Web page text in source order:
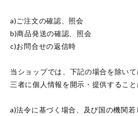
a)ご注文の確認、照会
b)商品発送の確認、照会
c)お問合せの返信時
当ショップでは、下記の場合を除い
三者に個人情報を開示・提供すること
a)法令に基づく場合、及び国の機関若